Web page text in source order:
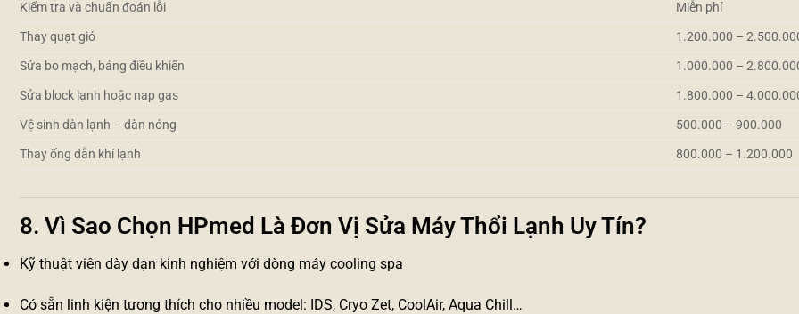
Kiểm tra và chuẩn đoán lỗi
Miễn phí
Thay quạt gió
1.200.000 –
Sửa bo mạch, bảng điều khiển
1.000.000 –
Sửa block lạnh hoặc nạp gas
1.800.000 –
Vệ sinh dàn lạnh – dàn nóng
500.000 – 900.000
Thay ống dẫn khí lạnh
800.000 – 1.200.000
8. Vì Sao Chọn HPmed Là Đơn Vị Sửa Máy Thổi Lạnh Uy Tín?
Kỹ thuật viên dày dạn kinh nghiệm với dòng máy cooling spa
Có sẵn linh kiện tương thích cho nhiều model: IDS, Cryo Zet, CoolAir, Aqua Chill…